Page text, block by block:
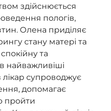
здійснюється
пологів,
Олена приділяє
стану матері та
та
найважливіші
лікар супроводжує
допомагає
пройти